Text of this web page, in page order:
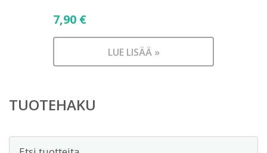
7,90 €
LUE LISÄÄ »
TUOTEHAKU